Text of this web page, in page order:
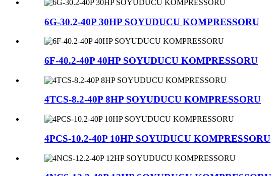
6G-30.2-40P 30HP SOYUDUCU KOMPRESSORU
6F-40.2-40P 40HP SOYUDUCU KOMPRESSORU
4TCS-8.2-40P 8HP SOYUDUCU KOMPRESSORU
4PCS-10.2-40P 10HP SOYUDUCU KOMPRESSORU